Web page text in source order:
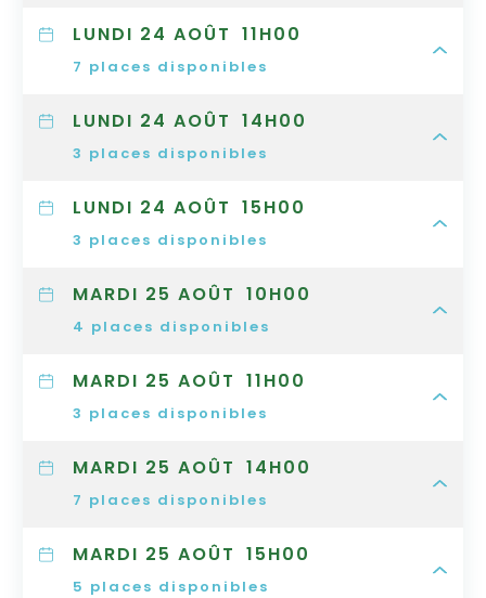
LUNDI 24 AOÛT 11H00
7 places disponibles
LUNDI 24 AOÛT 14H00
3 places disponibles
LUNDI 24 AOÛT 15H00
3 places disponibles
MARDI 25 AOÛT 10H00
4 places disponibles
MARDI 25 AOÛT 11H00
3 places disponibles
MARDI 25 AOÛT 14H00
7 places disponibles
MARDI 25 AOÛT 15H00
5 places disponibles